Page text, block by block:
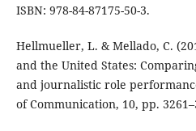
ISBN: 978-84-87175-50-3.
Hellmueller, L. & Mellado, C.
and the United States:
and journalistic role
of Communication, 10, pp.